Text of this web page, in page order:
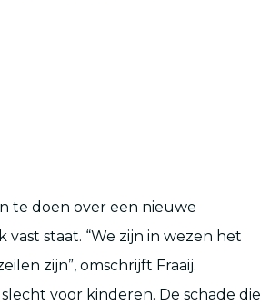
te doen over een nieuwe
staat. “We zijn in wezen het
zijn”, omschrijft Fraaij.
voor kinderen. De schade die